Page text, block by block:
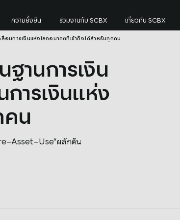
ความยั่งยืน ร่วมงานกับ SCBX เกี่ยวกับ SCBX
ลื่อนการเงินแห่งโลกอนาคตที่เข้าถึงได้สำหรั
อนการเงินแห่งโลกอนาคตที่เข้าถึงได้สำหรับทุกคน
านการเงิน
ารเงินแห่ง
คน
ผลักดัน